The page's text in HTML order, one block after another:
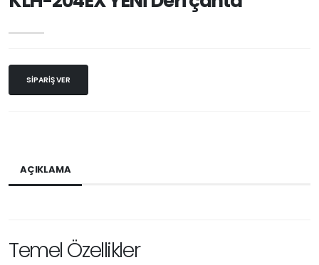
SIPARIŞ VER
AÇIKLAMA
Temel Özellikler